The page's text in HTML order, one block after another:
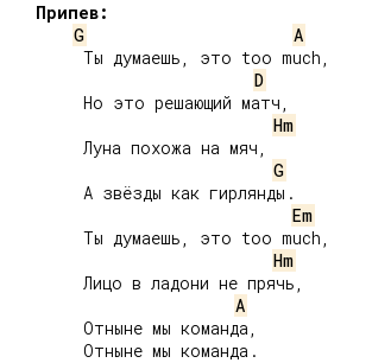
Припев:
G
A
     Ты думаешь, это too much,
D
     Но это решающий матч,
Hm
     Луна похожа на мяч,
G
     А звёзды как гирлянды.
Em
     Ты думаешь, это too much,
Hm
     Лицо в ладони не прячь,
A
     Отныне мы команда,
     Отныне мы команда.